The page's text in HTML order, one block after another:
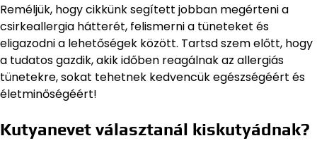
Reméljük, hogy cikkünk segített jobban megérteni a
csirkeallergia hátterét, felismerni a tüneteket és
eligazodni a lehetőségek között. Tartsd szem előtt, hogy
a tudatos gazdik, akik időben reagálnak az allergiás
tünetekre, sokat tehetnek kedvencük egészségéért és
életminőségéért!
Kutyanevet választanál kiskutyádnak?